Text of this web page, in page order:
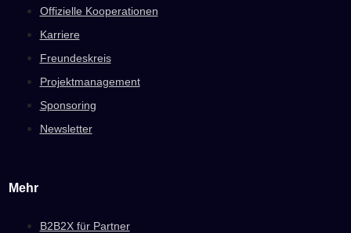
Offizielle Kooperationen
Karriere
Freundeskreis
Projektmanagement
Sponsoring
Newsletter
Mehr
B2B2X für Partner